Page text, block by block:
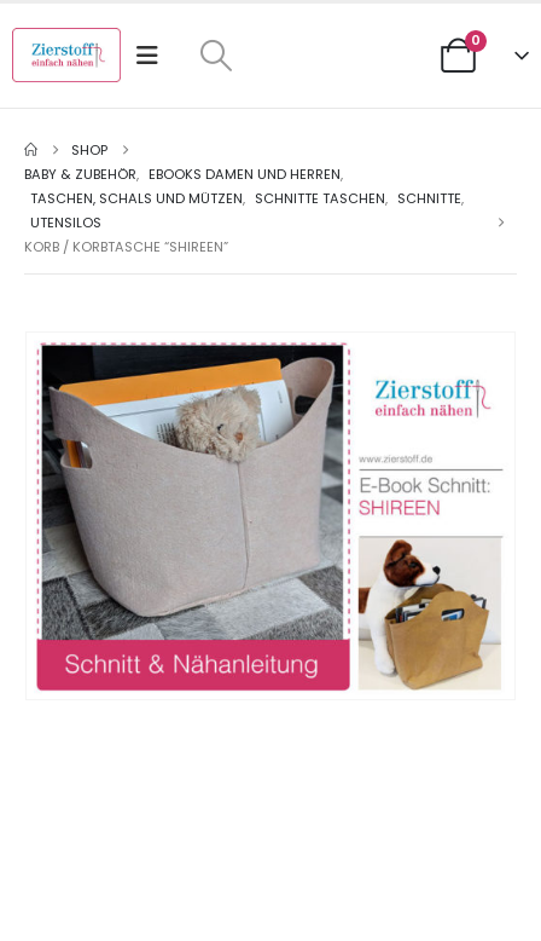
0
SHOP
BABY & ZUBEHÖR, EBOOKS DAMEN UND HERREN,
TASCHEN, SCHALS UND MÜTZEN, SCHNITTE TASCHEN, SCHNITTE,
UTENSILOS
KORB / KORBTASCHE “SHIREEN”